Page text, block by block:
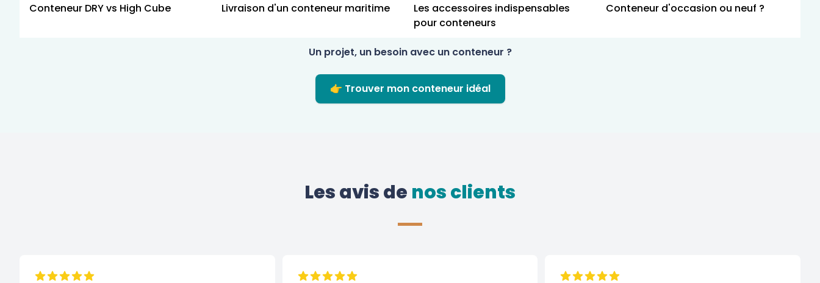
Conteneur DRY vs High Cube Livraison d'un conteneur maritime
Les accessoires indispensables
pour conteneurs
Conteneur d'occasion ou neuf ?
Un projet, un besoin avec un conteneur ?
👉 Trouver mon conteneur idéal
Les avis de nos clients